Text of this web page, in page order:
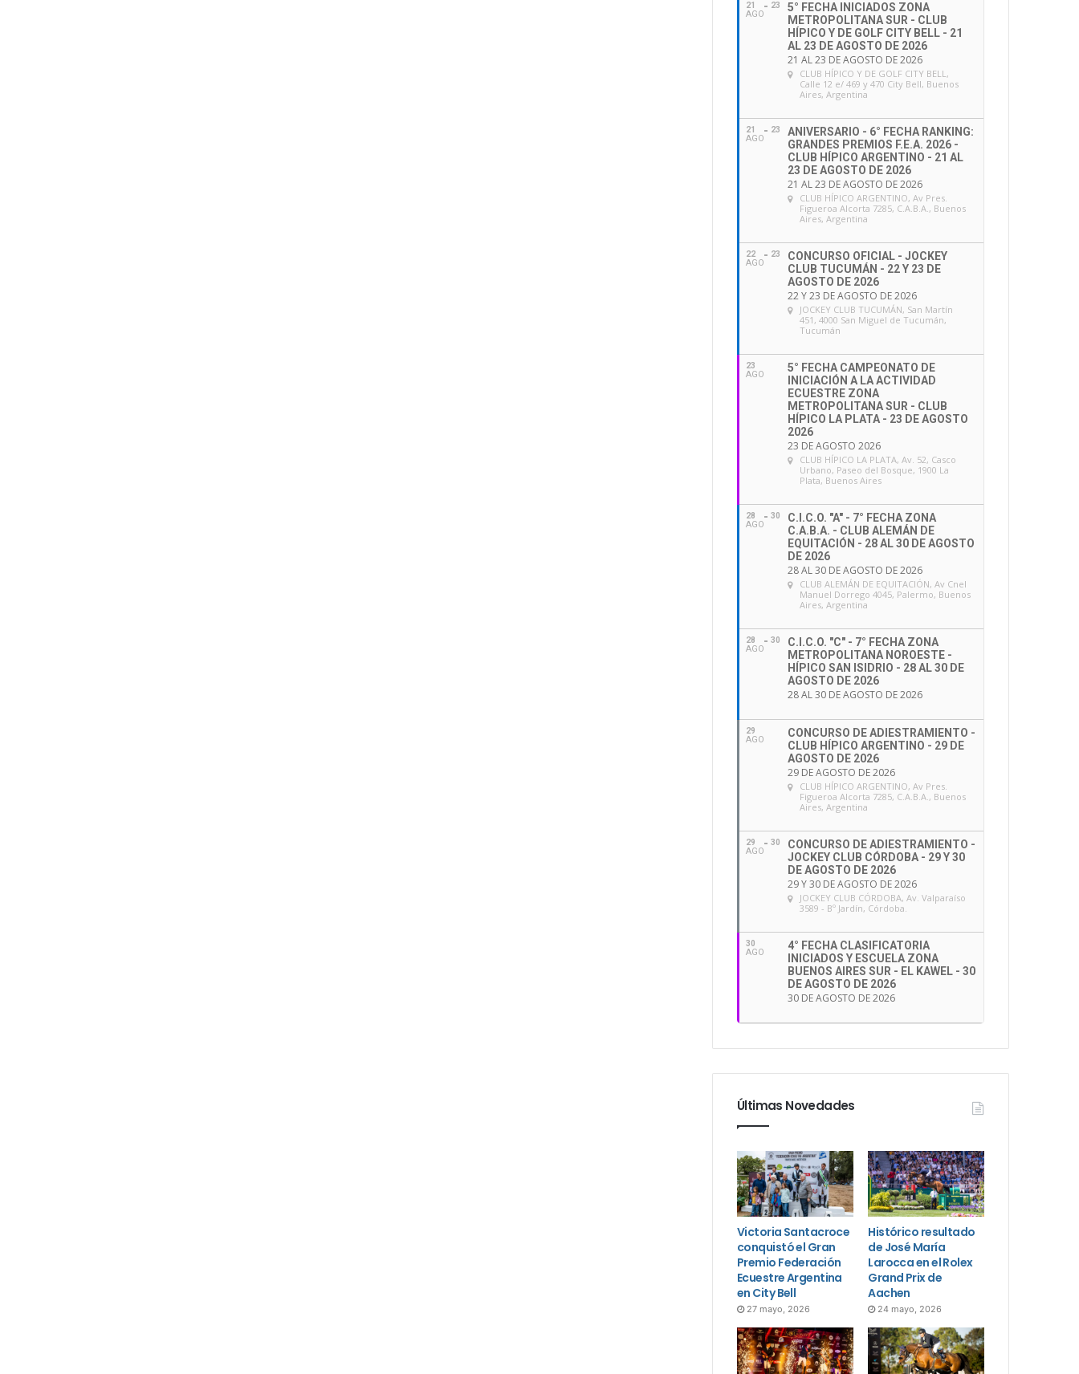
21
AGO
23
5° FECHA INICIADOS ZONA
METROPOLITANA SUR - CLUB
HÍPICO Y DE GOLF CITY BELL - 21
AL 23 DE AGOSTO DE 2026
21 AL 23 DE AGOSTO DE 2026
CLUB HÍPICO Y DE GOLF CITY BELL,
Calle 12 e/ 469 y 470 City Bell, Buenos
Aires, Argentina
21
AGO
23
ANIVERSARIO - 6° FECHA RANKING:
GRANDES PREMIOS F.E.A. 2026 -
CLUB HÍPICO ARGENTINO - 21 AL
23 DE AGOSTO DE 2026
21 AL 23 DE AGOSTO DE 2026
CLUB HÍPICO ARGENTINO, Av Pres.
Figueroa Alcorta 7285, C.A.B.A., Buenos
Aires, Argentina
22
AGO
23
CONCURSO OFICIAL - JOCKEY
CLUB TUCUMÁN - 22 Y 23 DE
AGOSTO DE 2026
22 Y 23 DE AGOSTO DE 2026
JOCKEY CLUB TUCUMÁN, San Martín
451, 4000 San Miguel de Tucumán,
Tucumán
23
AGO
5° FECHA CAMPEONATO DE
INICIACIÓN A LA ACTIVIDAD
ECUESTRE ZONA
METROPOLITANA SUR - CLUB
HÍPICO LA PLATA - 23 DE AGOSTO
2026
23 DE AGOSTO 2026
CLUB HÍPICO LA PLATA, Av. 52, Casco
Urbano, Paseo del Bosque, 1900 La
Plata, Buenos Aires
28
AGO
30
C.I.C.O. "A" - 7° FECHA ZONA
C.A.B.A. - CLUB ALEMÁN DE
EQUITACIÓN - 28 AL 30 DE AGOSTO
DE 2026
28 AL 30 DE AGOSTO DE 2026
CLUB ALEMÁN DE EQUITACIÓN, Av Cnel
Manuel Dorrego 4045, Palermo, Buenos
Aires, Argentina
28
AGO
30
C.I.C.O. "C" - 7° FECHA ZONA
METROPOLITANA NOROESTE -
HÍPICO SAN ISIDRIO - 28 AL 30 DE
AGOSTO DE 2026
28 AL 30 DE AGOSTO DE 2026
29
AGO
CONCURSO DE ADIESTRAMIENTO -
CLUB HÍPICO ARGENTINO - 29 DE
AGOSTO DE 2026
29 DE AGOSTO DE 2026
CLUB HÍPICO ARGENTINO, Av Pres.
Figueroa Alcorta 7285, C.A.B.A., Buenos
Aires, Argentina
29
AGO
30
CONCURSO DE ADIESTRAMIENTO -
JOCKEY CLUB CÓRDOBA - 29 Y 30
DE AGOSTO DE 2026
29 Y 30 DE AGOSTO DE 2026
JOCKEY CLUB CÓRDOBA, Av. Valparaíso
3589 - Bº Jardín, Córdoba.
30
AGO
4° FECHA CLASIFICATORIA
INICIADOS Y ESCUELA ZONA
BUENOS AIRES SUR - EL KAWEL - 30
DE AGOSTO DE 2026
30 DE AGOSTO DE 2026
Últimas Novedades
Victoria Santacroce
conquistó el Gran
Premio Federación
Ecuestre Argentina
en City Bell
27 mayo, 2026
Histórico resultado
de José María
Larocca en el Rolex
Grand Prix de
Aachen
24 mayo, 2026